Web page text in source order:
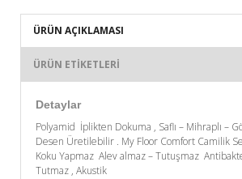
ÜRÜN AÇIKLAMASI
ÜRÜN ETIKETLERI
Detaylar
Polyamid İplikten Dokuma , Saflı – Mihraplı –
Desen Üretilebilir . My Floor Comfort Camilik
Koku Yapmaz Alev almaz – Tutuşmaz
Tutmaz , Akustik